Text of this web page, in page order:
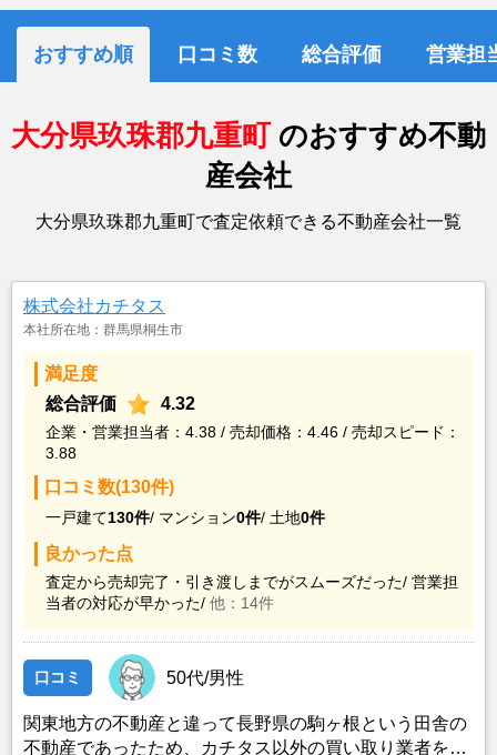
おすすめ順 口コミ数 総合評価 営業担
大分県玖珠郡九重町 のおすすめ不動
産会社
大分県玖珠郡九重町で査定依頼できる不動産会社一覧
株式会社カチタス
本社所在地：群馬県桐生市
満足度
総合評価
4.32
企業・営業担当者：4.38 / 売却価格：4.46 / 売却スピード：
3.88
口コミ数(130件)
一戸建て130件/ マンション0件/ 土地0件
良かった点
査定から売却完了・引き渡しまでがスムーズだった/ 営業担
当者の対応が早かった/ 他：14件
口コミ 50代/男性
関東地方の不動産と違って長野県の駒ヶ根という田舎の
不動産であったため、カチタス以外の買い取り業者をみ